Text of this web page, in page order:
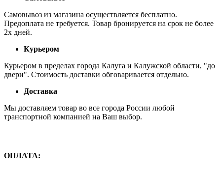
Самовывоз из магазина осуществляется бесплатно.
Предоплата не требуется. Товар бронируется на срок не более
2х дней.
Курьером
Курьером в пределах города Калуга и Калужской области, "до
двери". Стоимость доставки обговаривается отдельно.
Доставка
Мы доставляем товар во все города России любой
транспортной компанией на Ваш выбор.
ОПЛАТА: